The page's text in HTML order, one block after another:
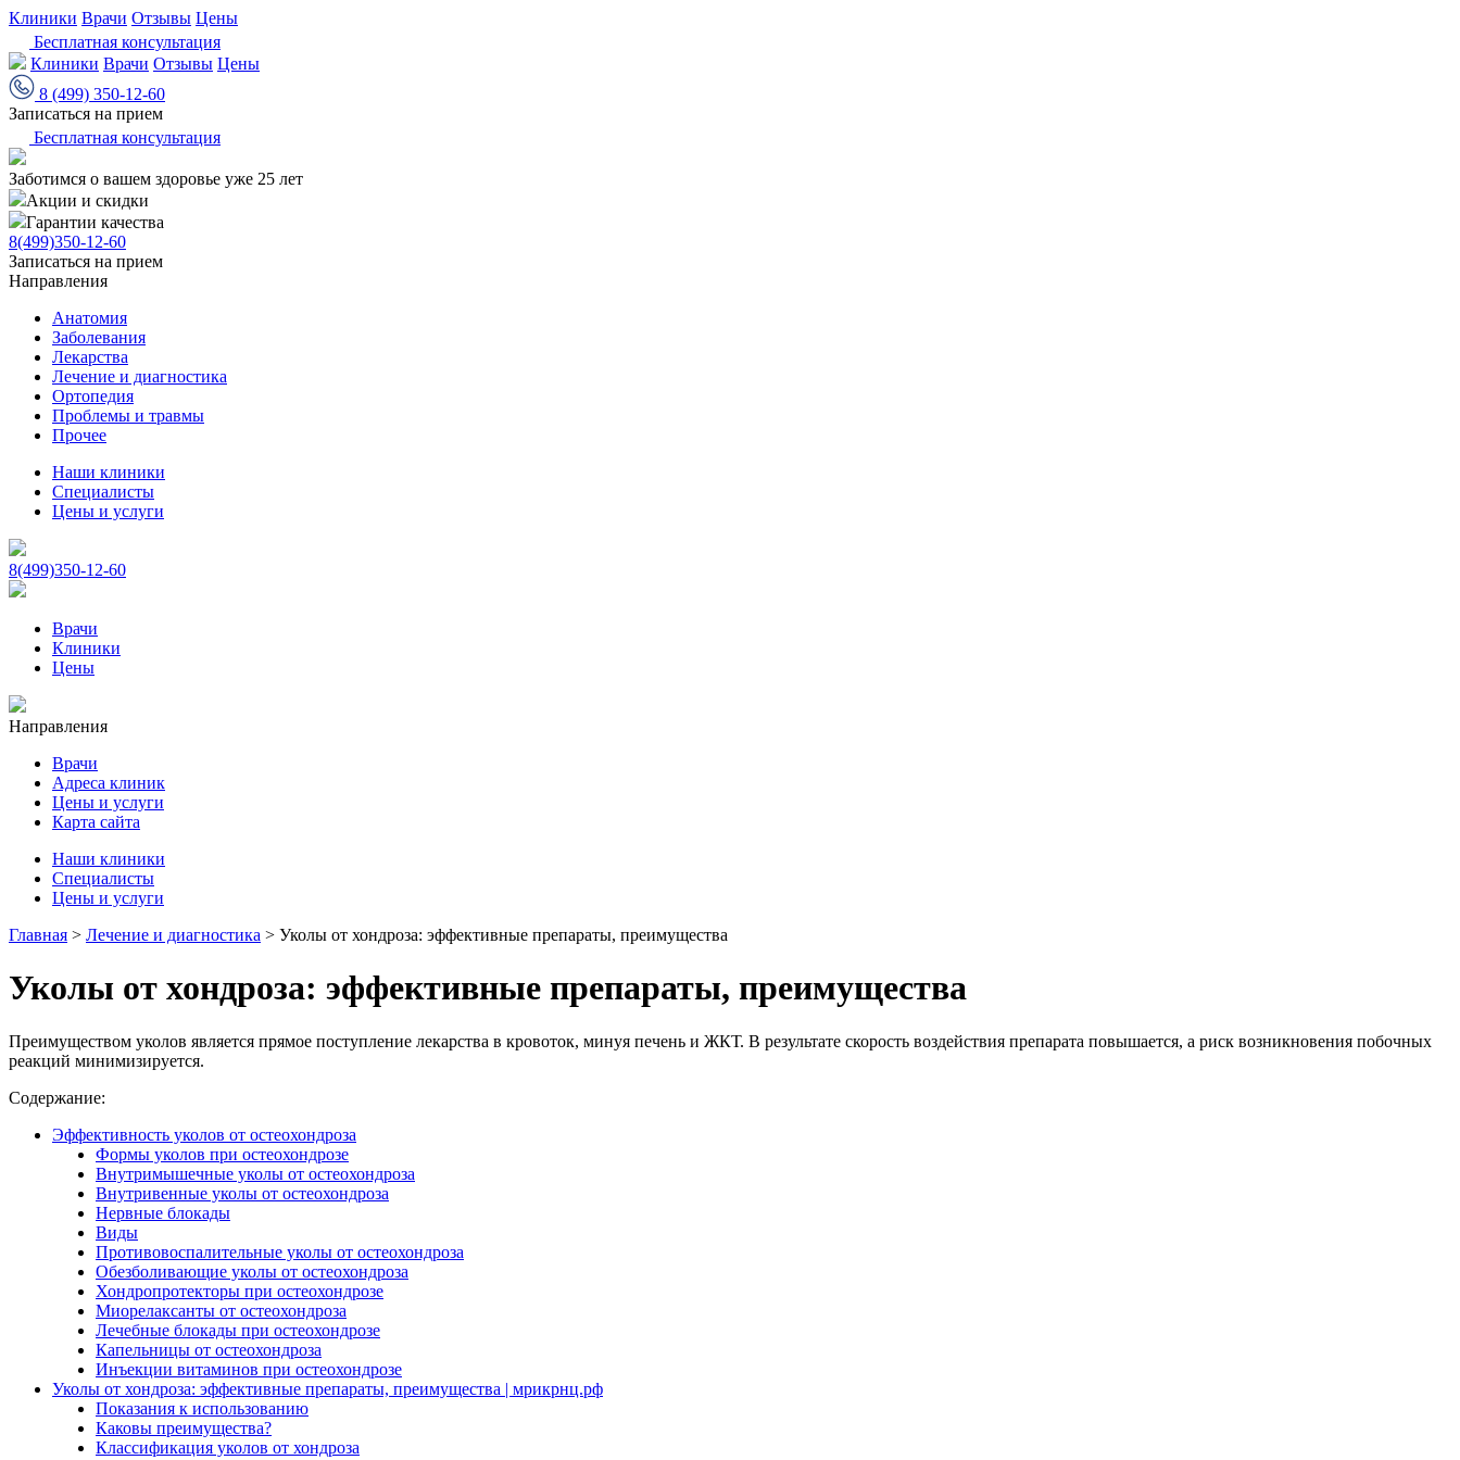
Клиники Врачи Отзывы Цены
Бесплатная консультация
Клиники Врачи Отзывы Цены
8 (499) 350-12-60
Записаться на прием
Бесплатная консультация
Заботимся о вашем здоровье уже 25 лет
Акции и скидки
Гарантии качества
8(499)350-12-60
Записаться на прием
Направления
Анатомия
Заболевания
Лекарства
Лечение и диагностика
Ортопедия
Проблемы и травмы
Прочее
Наши клиники
Специалисты
Цены и услуги
8(499)350-12-60
Врачи
Клиники
Цены
Направления
Врачи
Адреса клиник
Цены и услуги
Карта сайта
Наши клиники
Специалисты
Цены и услуги
Главная > Лечение и диагностика > Уколы от хондроза: эффективные препараты, преимущества
Уколы от хондроза: эффективные препараты, преимущества
Преимуществом уколов является прямое поступление лекарства в кровоток, минуя печень и ЖКТ. В результате скорость воздействия препарата повышается, а риск возникновения побочных
реакций минимизируется.
Содержание:
Эффективность уколов от остеохондроза
Формы уколов при остеохондрозе
Внутримышечные уколы от остеохондроза
Внутривенные уколы от остеохондроза
Нервные блокады
Виды
Противовоспалительные уколы от остеохондроза
Обезболивающие уколы от остеохондроза
Хондропротекторы при остеохондрозе
Миорелаксанты от остеохондроза
Лечебные блокады при остеохондрозе
Капельницы от остеохондроза
Инъекции витаминов при остеохондрозе
Уколы от хондроза: эффективные препараты, преимущества | мрикрнц.рф
Показания к использованию
Каковы преимущества?
Классификация уколов от хондроза